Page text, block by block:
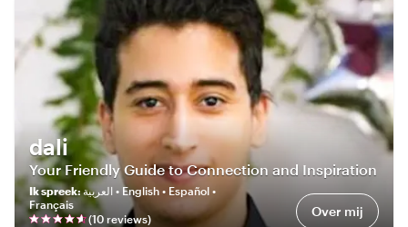
dali
Your Friendly Guide to Connection and Inspiration
Ik spreek:العربية • English • Español •
Français
(10 reviews) Over mij